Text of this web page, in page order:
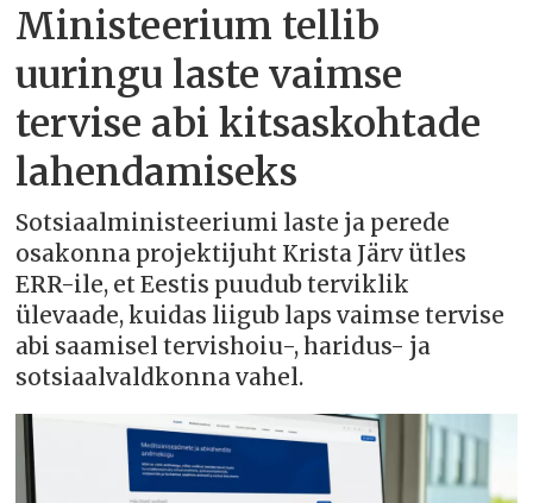
Ministeerium tellib
uuringu laste vaimse
tervise abi kitsaskohtade
lahendamiseks
Sotsiaalministeeriumi laste ja perede
osakonna projektijuht Krista Järv ütles
ERR-ile, et Eestis puudub terviklik
ülevaade, kuidas liigub laps vaimse tervise
abi saamisel tervishoiu-, haridus- ja
sotsiaalvaldkonna vahel.